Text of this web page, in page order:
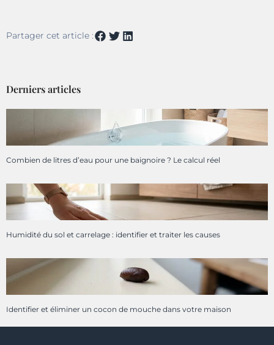
Partager cet article :
Derniers articles
Combien de litres d’eau pour une baignoire ? Le calcul réel
Humidité du sol et carrelage : identifier et traiter les causes
Identifier et éliminer un cocon de mouche dans votre maison